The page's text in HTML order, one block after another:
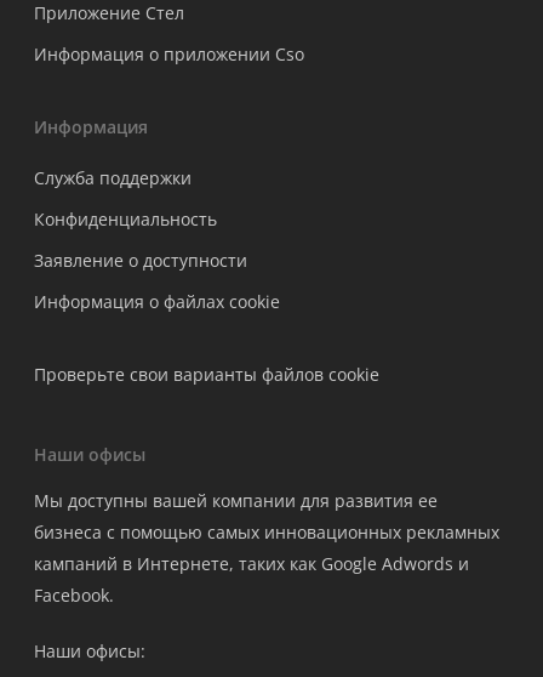
Приложение Стел
Информация о приложении Cso
Информация
Служба поддержки
Конфиденциальность
Заявление о доступности
Информация о файлах cookie
Проверьте свои варианты файлов cookie
Наши офисы
Мы доступны вашей компании для развития ее
бизнеса с помощью самых инновационных рекламных
кампаний в Интернете, таких как Google Adwords и
Facebook.
Наши офисы: